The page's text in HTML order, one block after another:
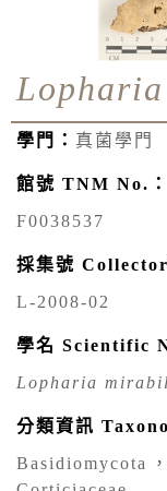
學門： 真菌學門
館號 TNM No.：
F0038537
採集號
L-2008-02
學名 Scientific
Lopharia
分類資訊
Basidiomycota